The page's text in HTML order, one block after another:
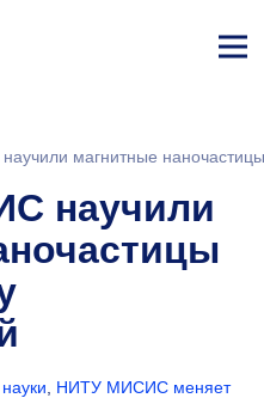
ине
магнитные наночастицы
научили
НИТУ МИСИС меняет